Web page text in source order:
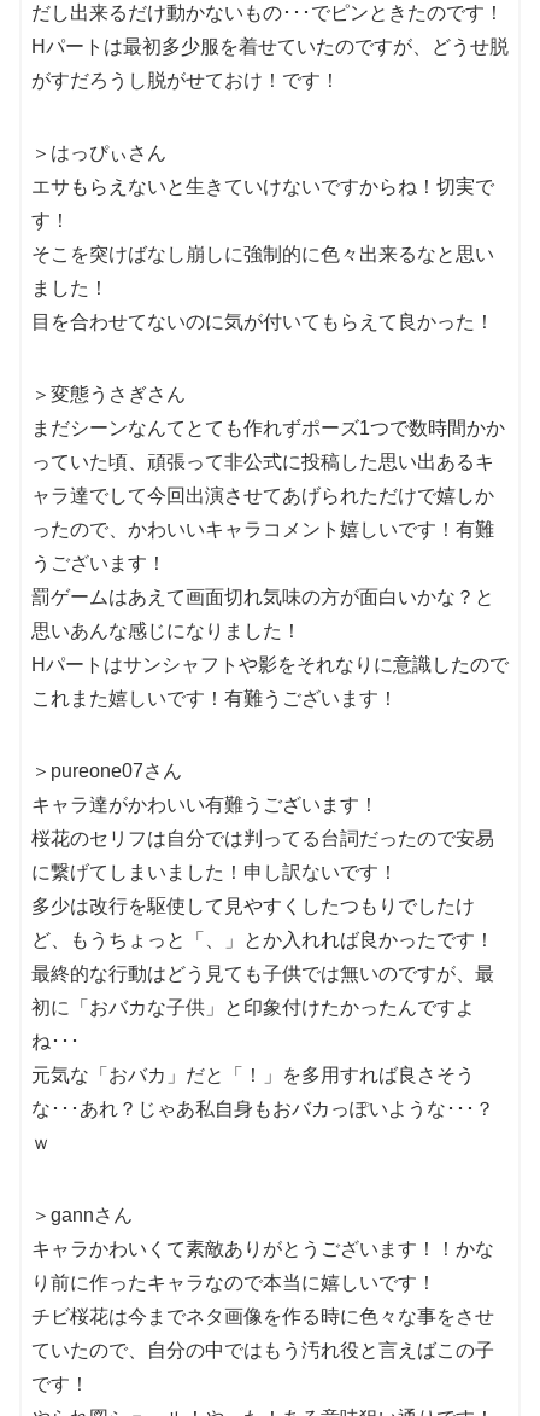
だし出来るだけ動かないもの･･･でピンときたのです！
Hパートは最初多少服を着せていたのですが、どうせ脱
がすだろうし脱がせておけ！です！
＞はっぴぃさん
エサもらえないと生きていけないですからね！切実で
す！
そこを突けばなし崩しに強制的に色々出来るなと思い
ました！
目を合わせてないのに気が付いてもらえて良かった！
＞変態うさぎさん
まだシーンなんてとても作れずポーズ1つで数時間かか
っていた頃、頑張って非公式に投稿した思い出あるキ
ャラ達でして今回出演させてあげられただけで嬉しか
ったので、かわいいキャラコメント嬉しいです！有難
うございます！
罰ゲームはあえて画面切れ気味の方が面白いかな？と
思いあんな感じになりました！
Hパートはサンシャフトや影をそれなりに意識したので
これまた嬉しいです！有難うございます！
＞pureone07さん
キャラ達がかわいい有難うございます！
桜花のセリフは自分では判ってる台詞だったので安易
に繋げてしまいました！申し訳ないです！
多少は改行を駆使して見やすくしたつもりでしたけ
ど、もうちょっと「、」とか入れれば良かったです！
最終的な行動はどう見ても子供では無いのですが、最
初に「おバカな子供」と印象付けたかったんですよ
ね･･･
元気な「おバカ」だと「！」を多用すれば良さそう
な･･･あれ？じゃあ私自身もおバカっぽいような･･･？
ｗ
＞gannさん
キャラかわいくて素敵ありがとうございます！！かな
り前に作ったキャラなので本当に嬉しいです！
チビ桜花は今までネタ画像を作る時に色々な事をさせ
ていたので、自分の中ではもう汚れ役と言えばこの子
です！